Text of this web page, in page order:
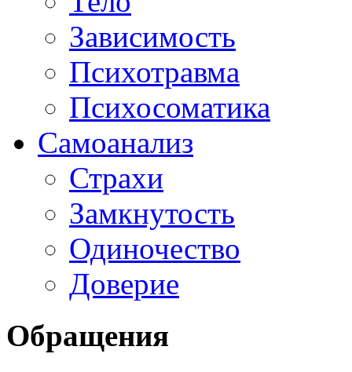
Зависимость
Психотравма
Психосоматика
Самоанализ
Страхи
Замкнутость
Одиночество
Доверие
Обращения